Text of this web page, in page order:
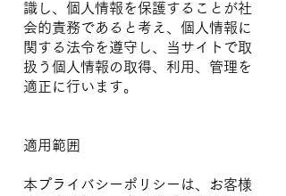
識し、個人情報を保護することが社
会的責務であると考え、個人情報に
関する法令を遵守し、当サイトで取
扱う個人情報の取得、利用、管理を
適正に行います。
適用範囲
本プライバシーポリシーは、お客様